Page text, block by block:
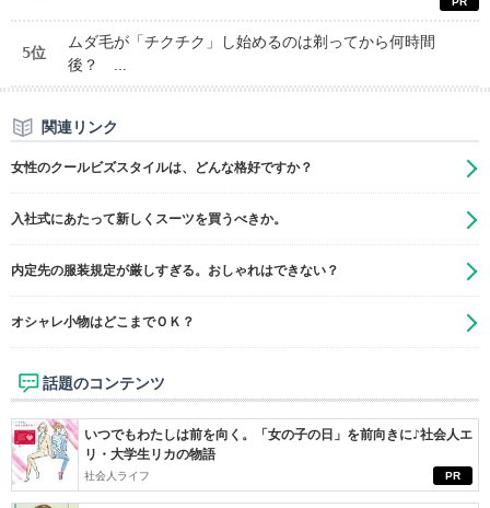
5位
ムダ毛が「チクチク」し始めるのは剃ってから何時間
後？ ...
関連リンク
女性のクールビズスタイルは、どんな格好ですか？
入社式にあたって新しくスーツを買うべきか。
内定先の服装規定が厳しすぎる。おしゃれはできない？
オシャレ小物はどこまでＯＫ？
話題のコンテンツ
PR
いつでもわたしは前を向く。「女の子の日」を前向きに♪社会人エ
リ・大学生リカの物語
社会人ライフ